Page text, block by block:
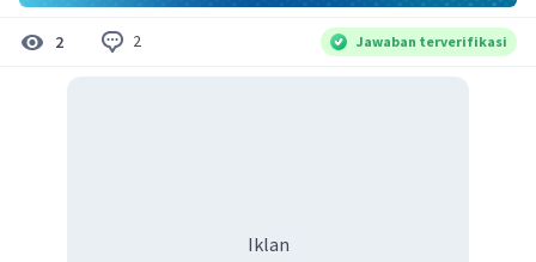
2 2 Jawaban terverifikasi
Iklan